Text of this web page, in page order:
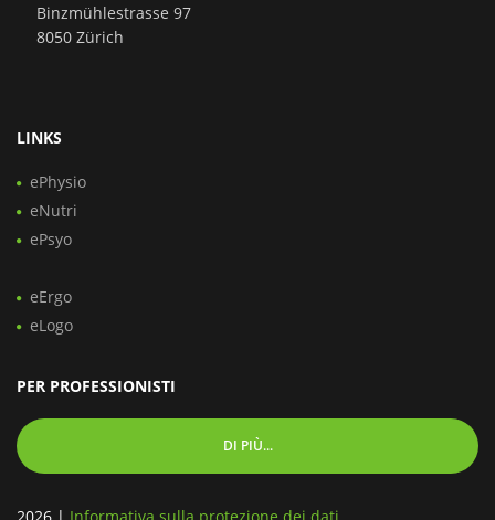
Binzmühlestrasse 97
8050 Zürich
LINKS
ePhysio
eNutri
ePsyo
eErgo
eLogo
PER PROFESSIONISTI
DI PIÙ...